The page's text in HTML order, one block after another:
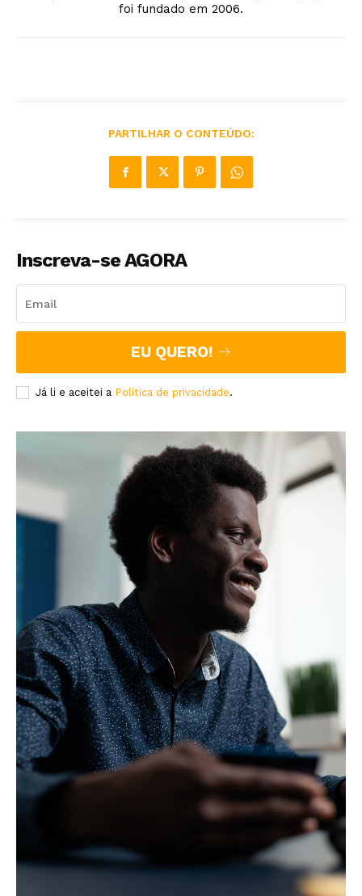
foi fundado em 2006.
PARTILHAR O CONTEÚDO:
Inscreva-se AGORA
EU QUERO!
Já li e aceitei a Política de privacidade.